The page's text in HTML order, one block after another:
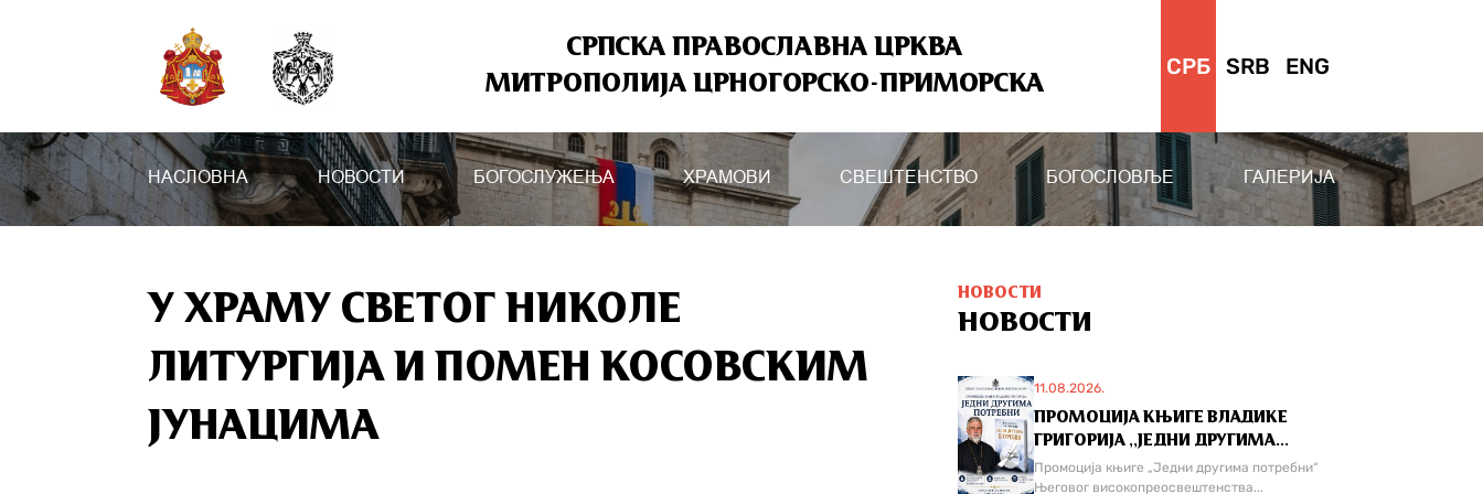
СРПСКА ПРАВОСЛАВНА ЦРКВА
МИТРОПОЛИЈА ЦРНОГОРСКО-ПРИМОРСКА
СРБ SRB ENG
НАСЛОВНА НОВОСТИ БОГОСЛУЖЕЊА ХРАМОВИ СВЕШТЕНСТВО БОГОСЛОВЉЕ ГАЛЕРИЈА
У ХРАМУ СВЕТОГ НИКОЛЕ
ЛИТУРГИЈА И ПОМЕН КОСОВСКИМ
ЈУНАЦИМА
НОВОСТИ
НОВОСТИ
11.08.2026.
ПРОМОЦИЈА КЊИГЕ ВЛАДИКЕ
ГРИГОРИЈА ,,ЈЕДНИ ДРУГИМА...
Промоција књиге „Једни другима потребни“
Његовог високопреосвештенства...